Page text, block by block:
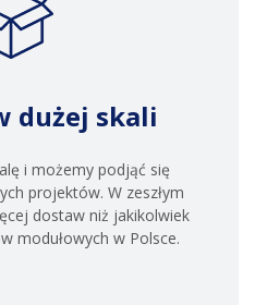
dużej skali
i możemy podjąć się
projektów. W zeszłym
dostaw niż jakikolwiek
modułowych w Polsce.